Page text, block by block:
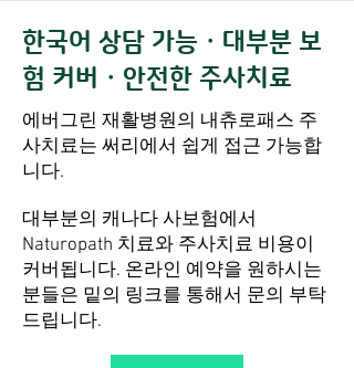
한국어 상담 가능 · 대부분 보
험 커버 · 안전한 주사치료
에버그린 재활병원의 내츄로패스 주
사치료는 써리에서 쉽게 접근 가능합
니다.
대부분의 캐나다 사보험에서
Naturopath 치료와 주사치료 비용이
커버됩니다. 온라인 예약을 원하시는
분들은 밑의 링크를 통해서 문의 부탁
드립니다.